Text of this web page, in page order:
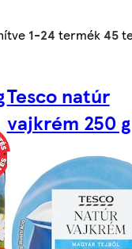
1-24 termék45
Tesco natúr
vajkrém 250 g